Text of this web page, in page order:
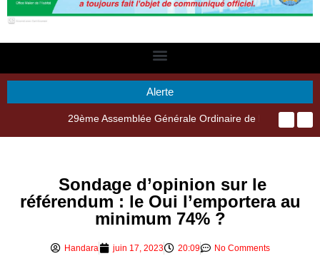
Alerte
29ème Assemblée Générale Ordinaire de l’Union Nyèsigiso : L’encours total des dépôts des membres passé de 18 milliards en 2024 à 21 milliards en 2025
Sondage d’opinion sur le
référendum : le Oui l’emportera au
minimum 74% ?
Handara juin 17, 2023 20:09 No Comments